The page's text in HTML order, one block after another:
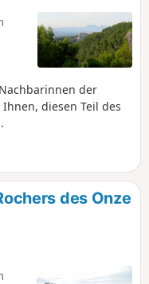
der
diesen Teil des
des Onze